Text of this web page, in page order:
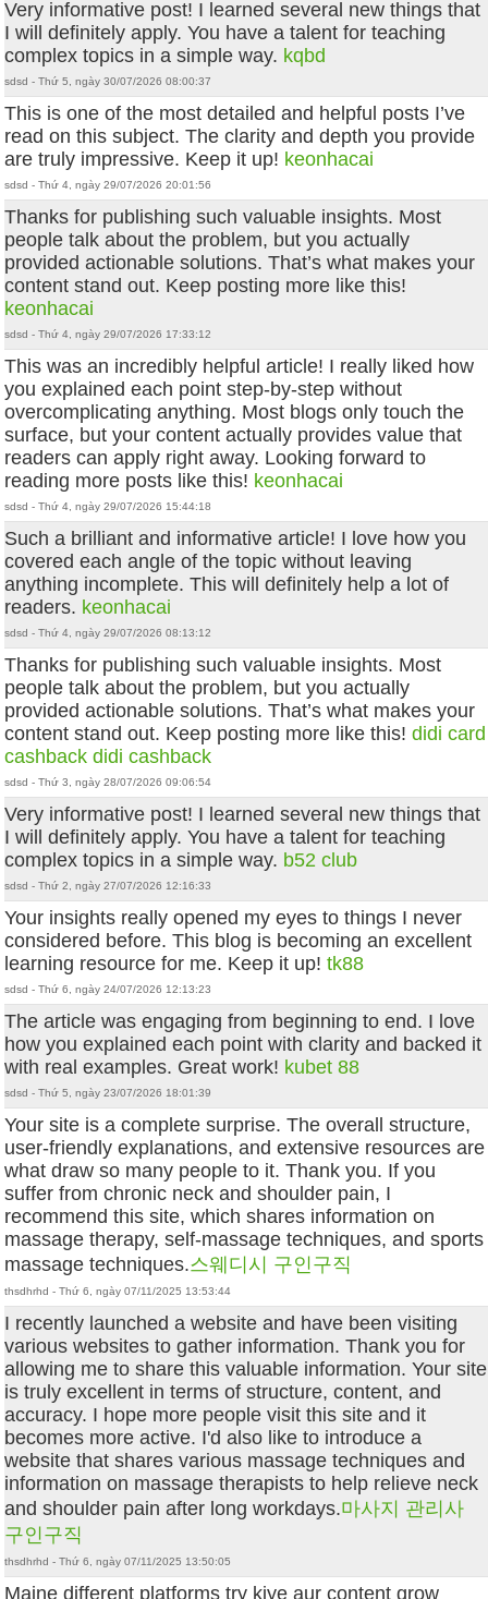
Very informative post! I learned several new things that
I will definitely apply. You have a talent for teaching
complex topics in a simple way. kqbd
sdsd - Thứ 5, ngày 30/07/2026 08:00:37
This is one of the most detailed and helpful posts I’ve
read on this subject. The clarity and depth you provide
are truly impressive. Keep it up! keonhacai
sdsd - Thứ 4, ngày 29/07/2026 20:01:56
Thanks for publishing such valuable insights. Most
people talk about the problem, but you actually
provided actionable solutions. That’s what makes your
content stand out. Keep posting more like this!
keonhacai
sdsd - Thứ 4, ngày 29/07/2026 17:33:12
This was an incredibly helpful article! I really liked how
you explained each point step-by-step without
overcomplicating anything. Most blogs only touch the
surface, but your content actually provides value that
readers can apply right away. Looking forward to
reading more posts like this! keonhacai
sdsd - Thứ 4, ngày 29/07/2026 15:44:18
Such a brilliant and informative article! I love how you
covered each angle of the topic without leaving
anything incomplete. This will definitely help a lot of
readers. keonhacai
sdsd - Thứ 4, ngày 29/07/2026 08:13:12
Thanks for publishing such valuable insights. Most
people talk about the problem, but you actually
provided actionable solutions. That’s what makes your
content stand out. Keep posting more like this!didi card
cashback didi cashback
sdsd - Thứ 3, ngày 28/07/2026 09:06:54
Very informative post! I learned several new things that
I will definitely apply. You have a talent for teaching
complex topics in a simple way. b52 club
sdsd - Thứ 2, ngày 27/07/2026 12:16:33
Your insights really opened my eyes to things I never
considered before. This blog is becoming an excellent
learning resource for me. Keep it up!tk88
sdsd - Thứ 6, ngày 24/07/2026 12:13:23
The article was engaging from beginning to end. I love
how you explained each point with clarity and backed it
with real examples. Great work! kubet 88
sdsd - Thứ 5, ngày 23/07/2026 18:01:39
Your site is a complete surprise. The overall structure,
user-friendly explanations, and extensive resources are
what draw so many people to it. Thank you. If you
suffer from chronic neck and shoulder pain, I
recommend this site, which shares information on
massage therapy, self-massage techniques, and sports
massage techniques.스웨디시 구인구직
thsdhrhd - Thứ 6, ngày 07/11/2025 13:53:44
I recently launched a website and have been visiting
various websites to gather information. Thank you for
allowing me to share this valuable information. Your site
is truly excellent in terms of structure, content, and
accuracy. I hope more people visit this site and it
becomes more active. I'd also like to introduce a
website that shares various massage techniques and
information on massage therapists to help relieve neck
and shoulder pain after long workdays.마사지 관리사
구인구직
thsdhrhd - Thứ 6, ngày 07/11/2025 13:50:05
Maine different platforms try kiye aur content grow